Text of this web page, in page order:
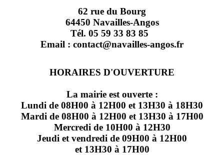
62 rue du Bourg
64450 Navailles-Angos
Tél. 05 59 33 83 85
Email : contact@navailles-angos.fr
HORAIRES D'OUVERTURE
La mairie est ouverte :
Lundi de 08H00 à 12H00 et 13H30 à 18H30
Mardi de 08H00 à 12H00 et 13H30 à 17H00
Mercredi de 10H00 à 12H30
Jeudi et vendredi de 09H00 à 12H00
et 13H30 à 17H00